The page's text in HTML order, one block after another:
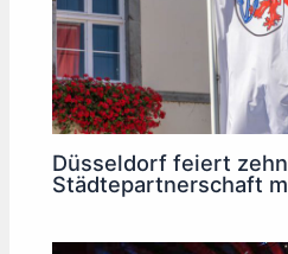
Düsseldorf feiert
Städtepartnerschaft